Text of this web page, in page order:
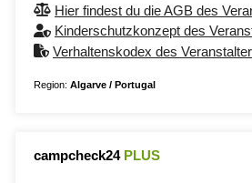
Hier findest du die AGB des
Kinderschutzkonzept des
Verhaltenskodex des
Region: Algarve / Portugal
campcheck24 PLUS